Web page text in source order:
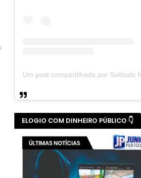
ELOGIO COM DINHEIRO PÚBLICO 👇